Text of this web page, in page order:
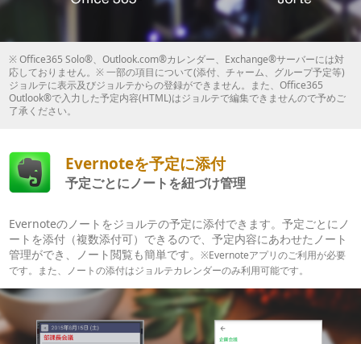
※ Office365 Solo®、Outlook.com®カレンダー、Exchange®サーバーには対
応しておりません。※ 一部の項目について(添付、チャーム、グループ予定等)
ジョルテに表示及びジョルテからの登録ができません。また、Office365
Outlook®で入力した予定内容(HTML)はジョルテで編集できませんので予めご
了承ください。
Evernoteを予定に添付
予定ごとにノートを紐づけ管理
Evernoteのノートをジョルテの予定に添付できます。予定ごとにノ
ートを添付（複数添付可）できるので、予定内容にあわせたノート
管理ができ、ノート閲覧も簡単です。 ※Evernoteアプリのご利用が必要
です。また、ノートの添付はジョルテカレンダーのみ利用可能です。